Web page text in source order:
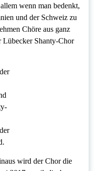
wenn man bedenkt,
und der Schweiz zu
Chöre aus ganz
Lübecker Shanty-Chor
wird der Chor die